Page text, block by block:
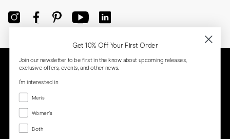
Get 10% Off Your First Order
Join our newsletter to be first in the know about upcoming releases,
exclusive offers, events, and other news.
I'm interested in
Menswear
Men's
Women's
Women's
Both
Both